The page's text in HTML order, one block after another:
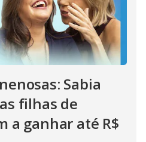
Sabia
filhas de
a ganhar até R$